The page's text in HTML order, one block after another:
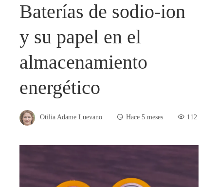
Baterías de sodio-ion
y su papel en el
almacenamiento
energético
Otilia Adame Luevano Hace 5 meses 112